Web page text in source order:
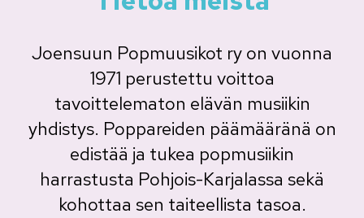
Joensuun Popmuusikot ry on vuonna
1971 perustettu voittoa
tavoittelematon elävän musiikin
yhdistys. Poppareiden päämääränä on
edistää ja tukea popmusiikin
harrastusta Pohjois-Karjalassa sekä
kohottaa sen taiteellista tasoa.